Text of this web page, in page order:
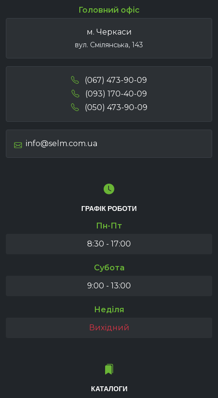
Головний офіс
м. Черкаси
вул. Смілянська, 143
(067) 473-90-09
(093) 170-40-09
(050) 473-90-09
info@selm.com.ua
ГРАФІК РОБОТИ
Пн-Пт
8:30 - 17:00
Субота
9:00 - 13:00
Неділя
Вихідний
КАТАЛОГИ